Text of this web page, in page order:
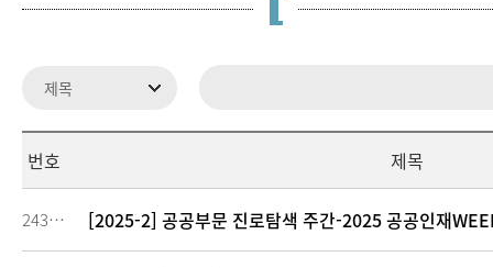
번호 제목
243451 [2025-2] 공공부문 진로탐색 주간-2025 공공인재